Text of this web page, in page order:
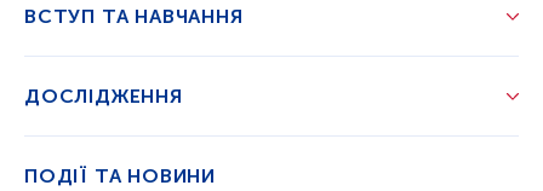
ВСТУП ТА НАВЧАННЯ
ДОСЛІДЖЕННЯ
ПОДІЇ ТА НОВИНИ